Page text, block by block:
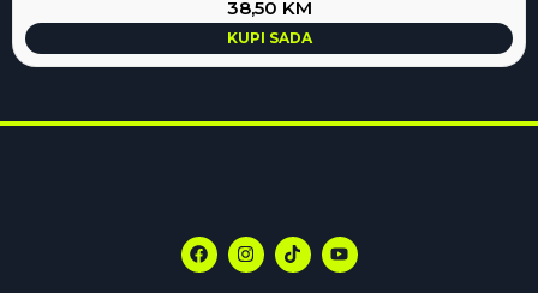
38,50 KM
KUPI SADA